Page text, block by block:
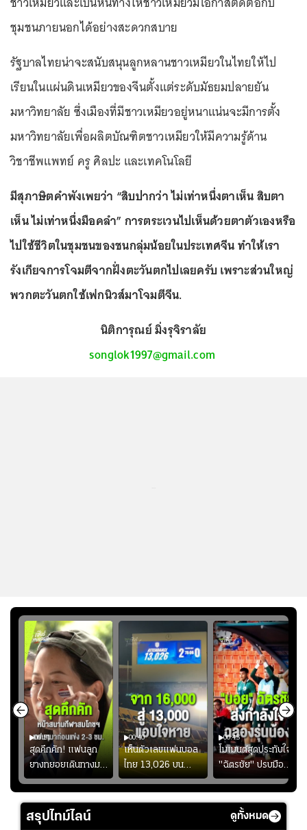
ชุมชนภายนอกได้อย่างสะดวกสบาย
รัฐบาลไทยน่าจะสนับสนุนลูกหลานชาวเหมียวในไทยให้ไป
เรียนในแผ่นดินเหมียวของจีนตั้งแต่ระดับมัธยมปลายยัน
มหาวิทยาลัย ซึ่งเมืองที่มีชาวเหมียวอยู่หนาแน่นจะมีการตั้ง
มหาวิทยาลัยเพื่อผลิตบัณฑิตชาวเหมียวให้มีความรู้ด้าน
วิชาชีพแพทย์ ครู ศิลปะ และเทคโนโลยี
มีสุภาษิตคำพังเพยว่า “สิบปากว่า ไม่เท่าหนึ่งตาเห็น สิบตา
เห็น ไม่เท่าหนึ่งมือคลำ” การตระเวนไปเห็นด้วยตาตัวเองหรือ
ไปใช้ชีวิตในชุมชนของชนกลุ่มน้อยในประเทศจีน ทำให้เรา
รังเกียจการโจมตีจากฝั่งตะวันตกไปเลยครับ เพราะส่วนใหญ่
พวกตะวันตกใช้เฟกนิวส์มาโจมตีจีน.
นิติการุณย์ มิ่งรุจิราลัย
songlok1997@gmail.com
00:51
สุดคึกคัก! แฟนลูก
ยางทยอยเดินทางมา
หน้าสนามกีฬา
สมโภชฯ กันอย่าง
คึกคัก ก่อนเกมเริ่ม
2-3 ชั่วโมง
00:40
เห็นตัวเลขแฟนบอล
ไทย 13,026 บน
สกอร์บอร์ดแล้วแอบ
ใจหาย น้อยกว่านัดที่
00:45
โมเมนต์สุดประทับใจ!
"ฉัตรชัย" ปรบมือ
ฉลองประตูแรกให้
ดาวรุ่ง "เจะฮานาฟี"
ในสีเสื้อช้างศึกชุด
สรุปไทม์ไลน์ ดูทั้งหมด